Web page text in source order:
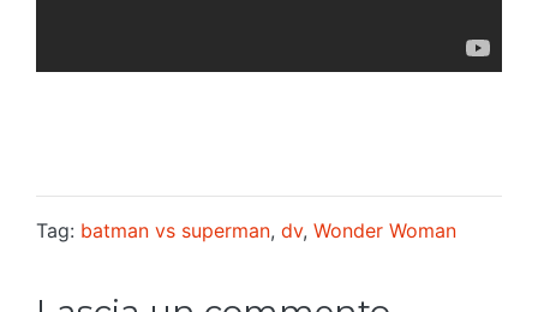
Tag: batman vs superman, dv, Wonder Woman